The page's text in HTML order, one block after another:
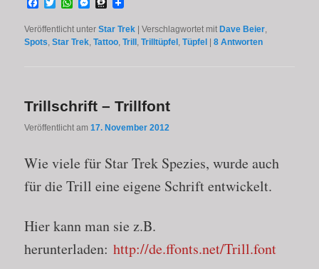
Facebook
TwitterWhatsApp
Messenger
Threema
Veröffentlicht unter Star Trek |Verschlagwortet mit Dave Beier,
Spots,Star Trek,Tattoo,Trill ,Trilltüpfel ,Tüpfel |8 Antworten
Trillschrift – Trillfont
Veröffentlicht am17. November 2012
Wie viele für Star Trek Spezies, wurde auch
für die Trill eine eigene Schrift entwickelt.
Hier kann man sie z.B.
herunterladen:http://de.ffonts.net/Trill.font